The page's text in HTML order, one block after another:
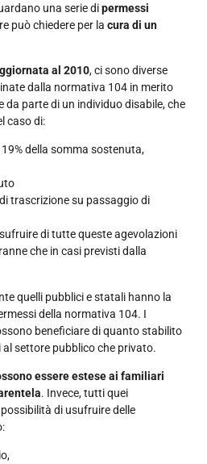
una serie dipermessi
può chiedere per la cura di un
al 2010, ci sono diverse
dalla normativa 104 in merito
da parte di un individuo disabile, che
caso di:
della somma sostenuta,
trascrizione su passaggio di
di tutte queste agevolazioni
che in casi previsti dalla
quelli pubblici e statali hanno la
della normativa 104. I
beneficiare di quanto stabilito
settore pubblico che privato.
essere estese ai familiari
. Invece, tutti quei
di usufruire delle